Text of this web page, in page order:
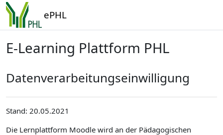
Zum Hauptinhalt
ePHL
E-Learning Plattform PHL
Datenverarbeitungseinwilligung
Stand: 20.05.2021
Die Lernplattform Moodle wird an der Pädagogischen